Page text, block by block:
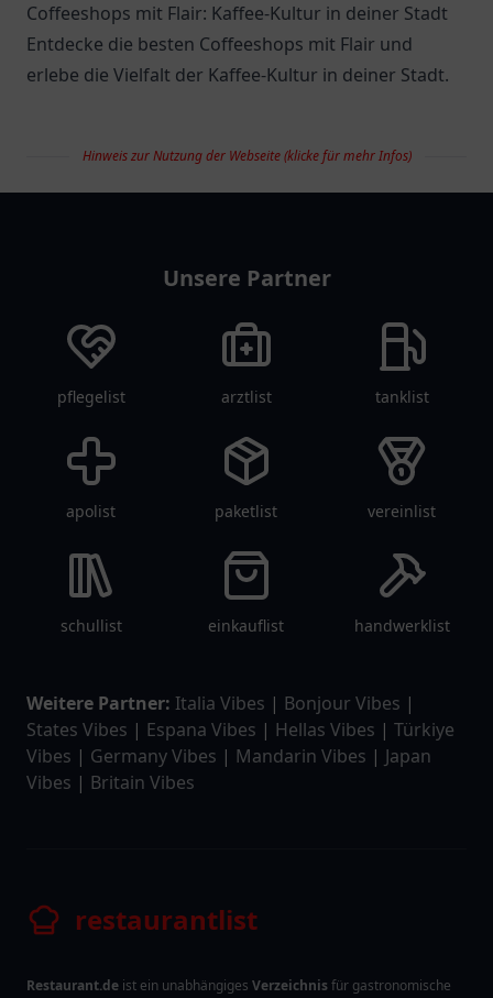
Coffeeshops mit Flair: Kaffee-Kultur in deiner Stadt
Entdecke die besten Coffeeshops mit Flair und
erlebe die Vielfalt der Kaffee-Kultur in deiner Stadt.
Hinweis zur Nutzung der Webseite (klicke für mehr Infos)
Unsere Partner
pflegelist arztlist tanklist
apolist paketlist vereinlist
schullist einkauflist handwerklist
Weitere Partner: Italia Vibes | Bonjour Vibes |
States Vibes | Espana Vibes | Hellas Vibes | Türkiye
Vibes | Germany Vibes | Mandarin Vibes | Japan
Vibes | Britain Vibes
restaurantlist
Restaurant.de ist ein unabhängiges Verzeichnisfür gastronomische